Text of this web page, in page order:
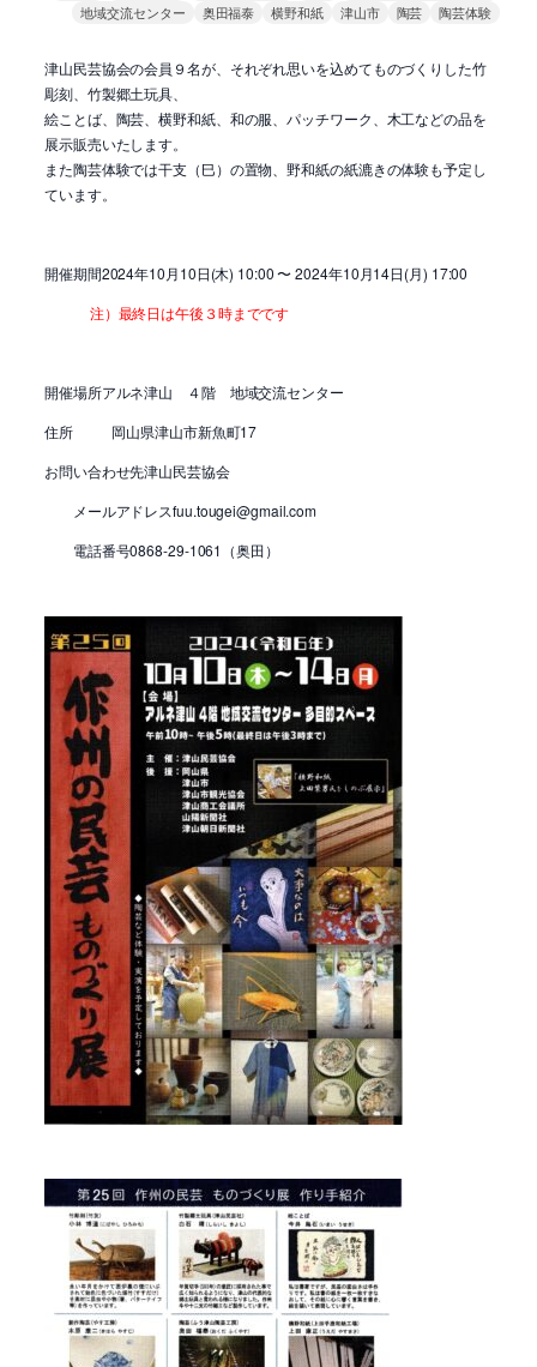
地域交流センター 奥田福泰 横野和紙 津山市 陶芸 陶芸体験
津山民芸協会の会員９名が、それぞれ思いを込めてものづくりした竹
彫刻、竹製郷土玩具、
絵ことば、陶芸、横野和紙、和の服、パッチワーク、木工などの品を
展示販売いたします。
また陶芸体験では干支（巳）の置物、野和紙の紙漉きの体験も予定し
ています。
開催期間2024年10月10日(木) 10:00 〜 2024年10月14日(月) 17:00
注）最終日は午後３時までです
開催場所アルネ津山 ４階 地域交流センター
住所 岡山県津山市新魚町17
お問い合わせ先津山民芸協会
メールアドレスfuu.tougei@gmail.com
電話番号0868-29-1061（奥田）